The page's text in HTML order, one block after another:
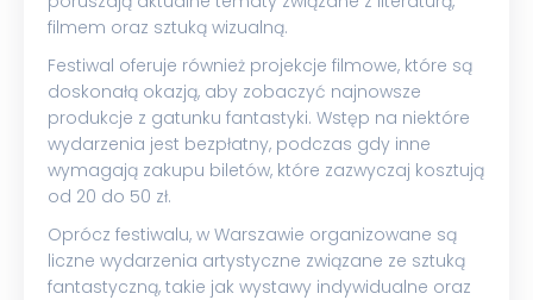
filmem oraz sztuką wizualną.
Festiwal oferuje również projekcje filmowe, które są
doskonałą okazją, aby zobaczyć najnowsze
produkcje z gatunku fantastyki. Wstęp na niektóre
wydarzenia jest bezpłatny, podczas gdy inne
wymagają zakupu biletów, które zazwyczaj kosztują
od 20 do 50 zł.
Oprócz festiwalu, w Warszawie organizowane są
liczne wydarzenia artystyczne związane ze sztuką
fantastyczną, takie jak wystawy indywidualne oraz